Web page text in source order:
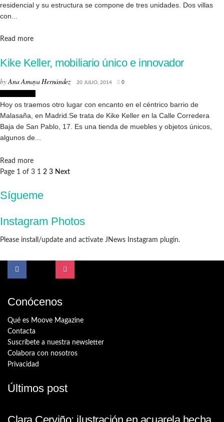
residencial y su estructura se compone de tres unidades. Dos villas
con...
Read moreDetails
Kike Keller, mobiliario único e innovador
byAna Amaya Hernández 20 JULIO, 2014 0
Hoy os traemos otro lugar con encanto en el céntrico barrio de
Malasaña, en Madrid.Se trata de Kike Keller en la Calle Corredera
Baja de San Pablo, 17. Es una tienda de muebles y objetos únicos,
algunos de...
Read moreDetails
Page 1 of 3 1 2 3 Next
Sígueme
Instagram Photos
Please install/update and activate JNews Instagram plugin.
Conócenos
Qué es Moove Magazine
Contacta
Suscríbete a nuestra newsletter
Colabora con nosotros
Privacidad
Últimos post